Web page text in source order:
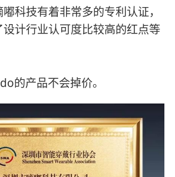
科技有着非常多的专利认证，
计行业认可度比较高的红点等
的产品不会掉价。